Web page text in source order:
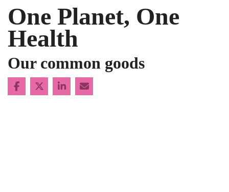
One Planet, One
Health
Our common goods